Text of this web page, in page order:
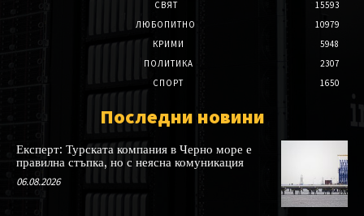
СВЯТ
15593
ЛЮБОПИТНО
10979
КРИМИ
5948
ПОЛИТИКА
2307
СПОРТ
1650
Последни новини
Експерт: Турската компания в Черно море е
правилна стъпка, но с неясна комуникация
06.08.2026